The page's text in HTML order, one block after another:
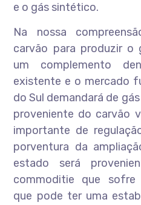
e o gás sintético.
Na nossa
carvão para produzir o
um complemento
existente e o mercado
do Sul demandará de
proveniente do carvão
importante de
porventura da
estado será
commoditie que sofre
que pode ter uma